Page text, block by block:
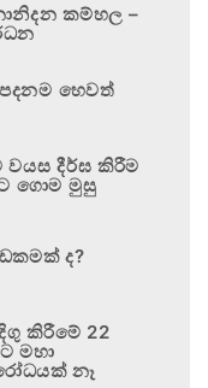
කම්හල –
හෙවත්
වයස දීර්ඝ කිරීම
ගොම මුසු
ද?
කිරීමේ 22
මහා
නෑ